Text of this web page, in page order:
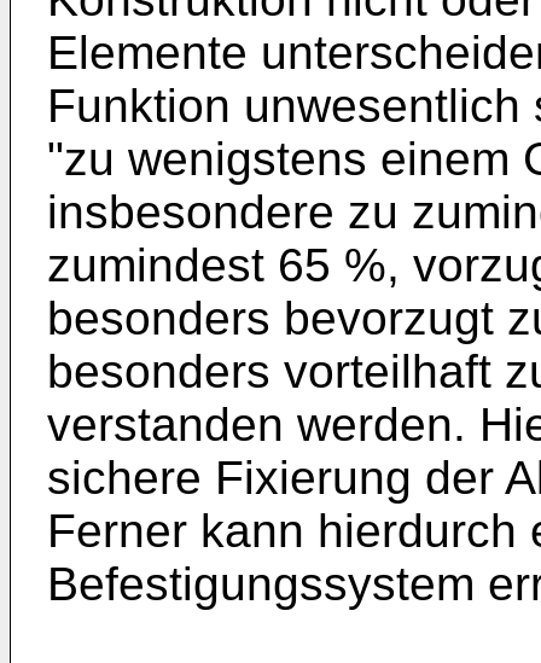
Elemente
Funktion
"zu wenigstens einem
insbesondere zu
zumindest 65 %,
besonders bevorzugt
besonders vorteilhaft
verstanden werden.
sichere Fixierung der
Ferner kann hierdurch
Befestigungssystem